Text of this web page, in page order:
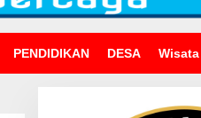
PENDIDIKAN DESA Wisata